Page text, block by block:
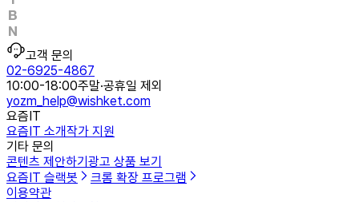
고객 문의
02-6925-4867
10:00-18:00주말·공휴일 제외
yozm_help@wishket.com
요즘IT
요즘IT 소개작가 지원
기타 문의
콘텐츠 제안하기 광고 상품 보기
요즘IT 슬랙봇
크롬 확장 프로그램
이용약관